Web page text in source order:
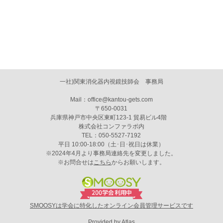
一社)関東消化器内視鏡技師会 事務局
Mail：office@kantou-gets.com
〒650-0031
兵庫県神戸市中央区東町123-1 貿易ビル4階
株式会社コンファラボ内
TEL：050-5527-7192
平日 10:00-18:00（土･日･祝日は休業）
※2024年4月より事務局連絡先を変更しました。
※お問合せはこちらからお願いします。
SMOOSYは学会に特化したオンライン会員管理サービスです